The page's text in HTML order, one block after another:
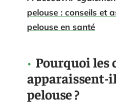
pelouse : conseils et
pelouse en santé
Pourquoi les
apparaissent-
pelouse ?